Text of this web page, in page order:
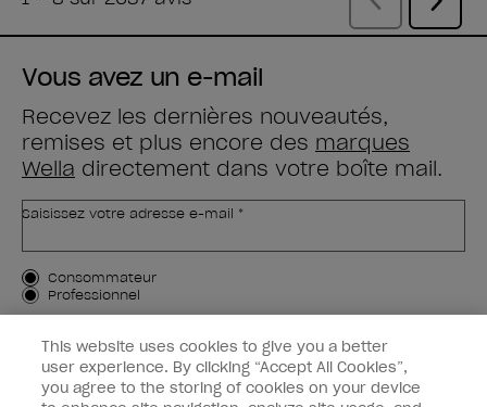
Vous avez un e-mail
Recevez les dernières nouveautés,
remises et plus encore des marques
Wella directement dans votre boîte mail.
Saisissez votre adresse e-mail *
Type de client
Consommateur
Professionnel
M'INSCRIRE
Informations clients
This website uses cookies to give you a better
user experience. By clicking “Accept All Cookies”,
you agree to the storing of cookies on your device